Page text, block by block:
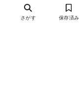
さがす 保存済み